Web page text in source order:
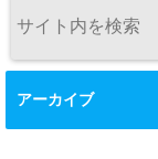
アーカイブ